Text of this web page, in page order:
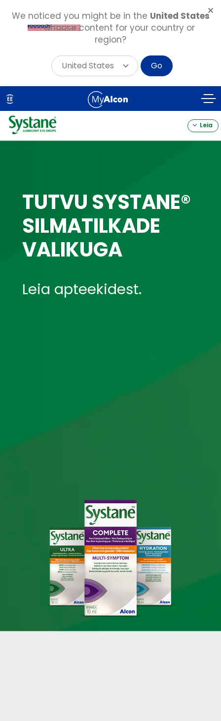
Skip
to
main
content
EE
Leia
TUTVU SYSTANE®
SILMATILKADE
VALIKUGA
Leia apteekidest.
We noticed you might be in the United States
. Choose content for your country or
region?
United States Go